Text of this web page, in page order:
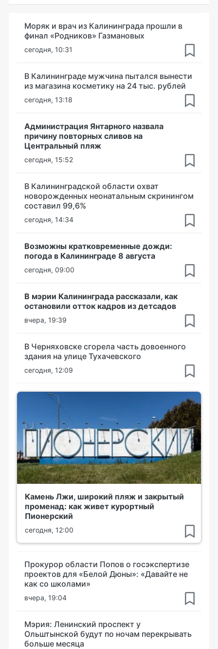
Моряк и врач из Калининграда прошли в
финал «Родников» Газмановых
сегодня, 10:31
В Калининграде мужчина пытался вынести
из магазина косметику на 24 тыс. рублей
сегодня, 13:18
Администрация Янтарного назвала
причину повторных сливов на
Центральный пляж
сегодня, 15:52
В Калининградской области охват
новорожденных неонатальным скринингом
составил 99,6%
сегодня, 14:34
Возможны кратковременные дожди:
погода в Калининграде 8 августа
сегодня, 09:00
В мэрии Калининграда рассказали, как
остановили отток кадров из детсадов
вчера, 19:39
В Черняховске сгорела часть довоенного
здания на улице Тухачевского
сегодня, 12:09
Камень Лжи, широкий пляж и закрытый
променад: как живет курортный
Пионерский
сегодня, 12:00
Прокурор области Попов о госэкспертизе
проектов для «Белой Дюны»: «Давайте не
как со школами»
вчера, 19:04
Мэрия: Ленинский проспект у
Ольштынской будут по ночам перекрывать
больше месяца